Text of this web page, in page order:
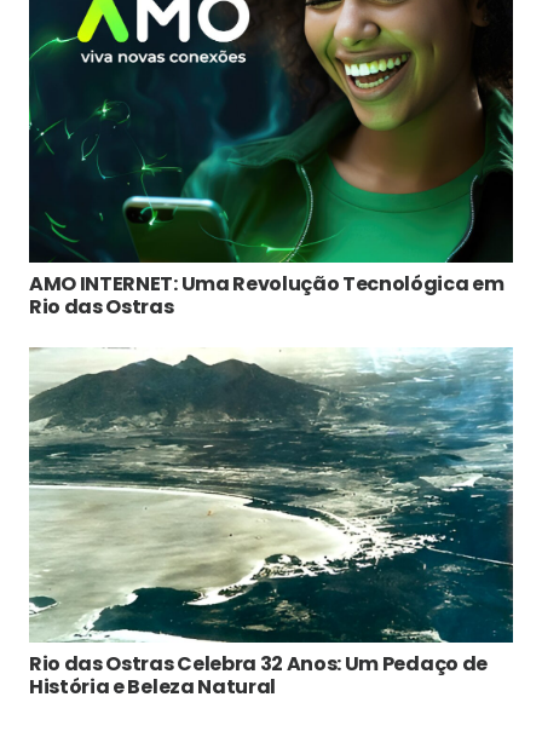
AMO INTERNET: Uma Revolução Tecnológica em
Rio das Ostras
Rio das Ostras Celebra 32 Anos: Um Pedaço de
História e Beleza Natural